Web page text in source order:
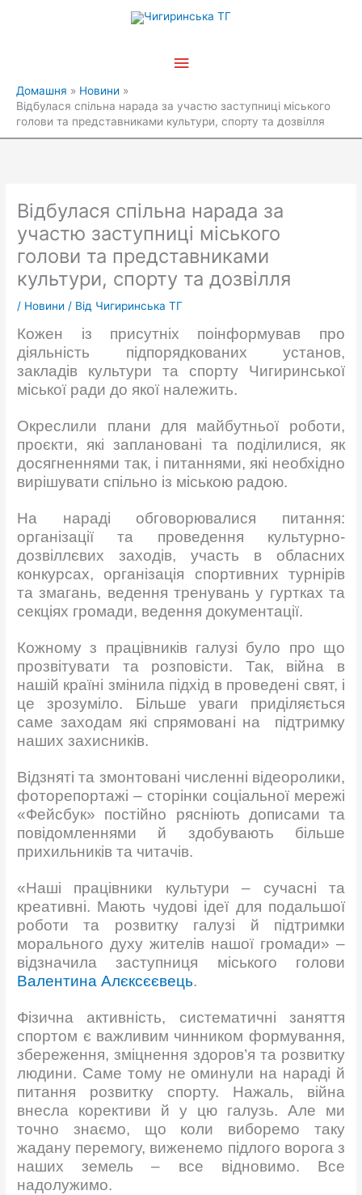
Головне
Домашня
Новини
Відбулася спільна нарада за участю заступниці міського
голови та представниками культури, спорту та дозвілля
Відбулася спільна нарада за
участю заступниці міського
голови та представниками
культури, спорту та дозвілля
/ Новини / Від Чигиринська ТГ
Кожен із присутніх поінформував про
діяльність підпорядкованих установ,
закладів культури та спорту Чигиринської
міської ради до якої належить.
Окреслили плани для майбутньої роботи,
проєкти, які заплановані та поділилися, як
досягненнями так, і питаннями, які необхідно
вирішувати спільно із міською радою.
На нараді обговорювалися питання:
організації та проведення культурно-
дозвіллєвих заходів, участь в обласних
конкурсах, організація спортивних турнірів
та змагань, ведення тренувань у гуртках та
секціях громади, ведення документації.
Кожному з працівників галузі було про що
прозвітувати та розповісти. Так, війна в
нашій країні змінила підхід в проведені свят, і
це зрозуміло. Більше уваги приділяється
саме заходам які спрямовані на підтримку
наших захисників.
Відзняті та змонтовані численні відеоролики,
фоторепортажі – сторінки соціальної мережі
«Фейсбук» постійно рясніють дописами та
повідомленнями й здобувають більше
прихильників та читачів.
«Наші працівники культури – сучасні та
креативні. Мають чудові ідеї для подальшої
роботи та розвитку галузі й підтримки
морального духу жителів нашої громади» –
відзначила заступниця міського голови
Валентина Алєксєєвець.
Фізична активність, систематичні заняття
спортом є важливим чинником формування,
збереження, зміцнення здоров’я та розвитку
людини. Саме тому не оминули на нараді й
питання розвитку спорту. Нажаль, війна
внесла корективи й у цю галузь. Але ми
точно знаємо, що коли виборемо таку
жадану перемогу, виженемо підлого ворога з
наших земель – все відновимо. Все
надолужимо.